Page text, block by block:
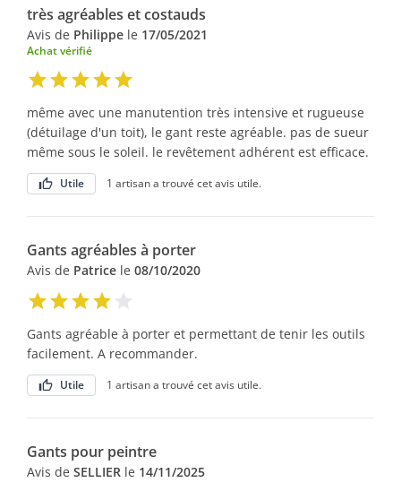
très agréables et costauds
Avis de Philippe le 17/05/2021
Achat vérifié
même avec une manutention très intensive et rugueuse
(détuilage d'un toit), le gant reste agréable. pas de sueur
même sous le soleil. le revêtement adhérent est efficace.
Utile 1 artisan a trouvé cet avis utile.
Gants agréables à porter
Avis de Patrice le 08/10/2020
Gants agréable à porter et permettant de tenir les outils
facilement. A recommander.
Utile 1 artisan a trouvé cet avis utile.
Gants pour peintre
Avis de SELLIER le 14/11/2025